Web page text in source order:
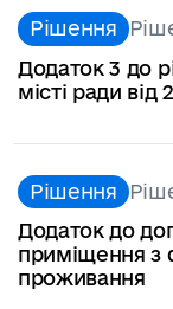
Рішення
Додаток 3 до
місті ради
Рішення
Додаток до
приміщення з
проживання